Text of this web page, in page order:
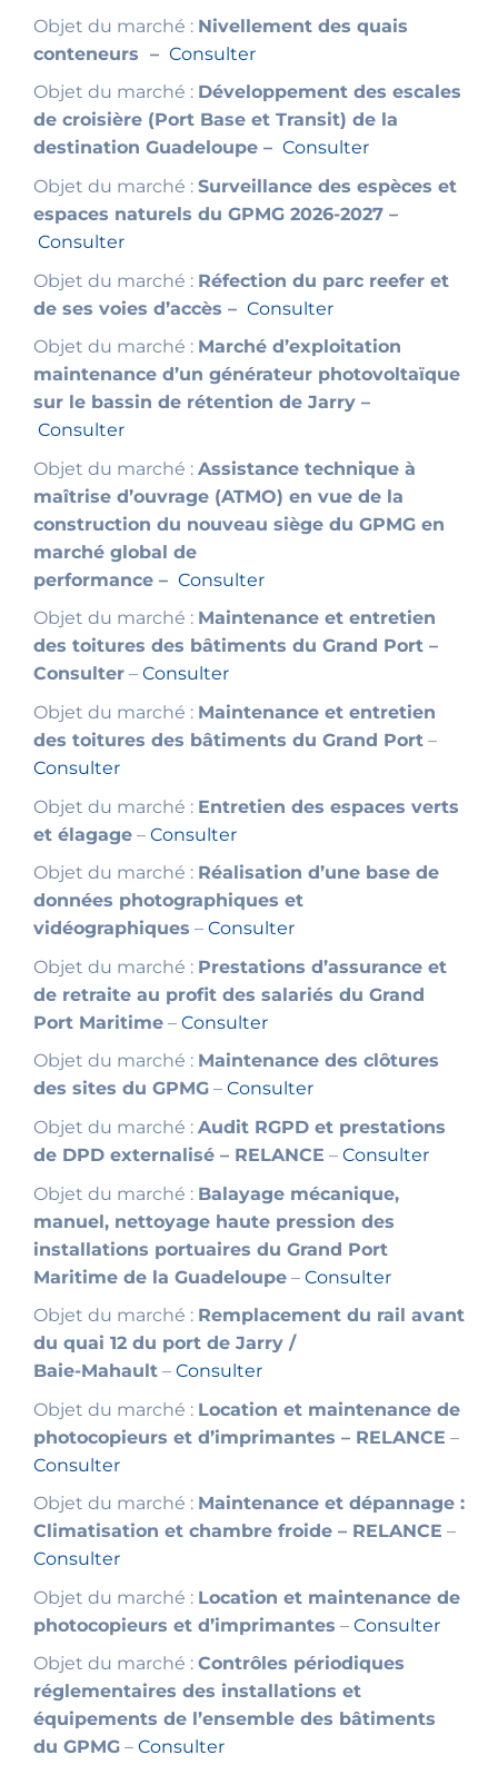
Objet du marché : Nivellement des quais
conteneurs – Consulter
Objet du marché : Développement des escales
de croisière (Port Base et Transit) de la
destination Guadeloupe – Consulter
Objet du marché : Surveillance des espèces et
espaces naturels du GPMG 2026-2027 –
Consulter
Objet du marché : Réfection du parc reefer et
de ses voies d’accès – Consulter
Objet du marché : Marché d’exploitation
maintenance d’un générateur photovoltaïque
sur le bassin de rétention de Jarry –
Consulter
Objet du marché : Assistance technique à
maîtrise d’ouvrage (ATMO) en vue de la
construction du nouveau siège du GPMG en
marché global de
performance – Consulter
Objet du marché : Maintenance et entretien
des toitures des bâtiments du Grand Port –
Consulter – Consulter
Objet du marché : Maintenance et entretien
des toitures des bâtiments du Grand Port –
Consulter
Objet du marché : Entretien des espaces verts
et élagage – Consulter
Objet du marché : Réalisation d’une base de
données photographiques et
vidéographiques – Consulter
Objet du marché : Prestations d’assurance et
de retraite au profit des salariés du Grand
Port Maritime – Consulter
Objet du marché : Maintenance des clôtures
des sites du GPMG – Consulter
Objet du marché : Audit RGPD et prestations
de DPD externalisé – RELANCE – Consulter
Objet du marché : Balayage mécanique,
manuel, nettoyage haute pression des
installations portuaires du Grand Port
Maritime de la Guadeloupe – Consulter
Objet du marché : Remplacement du rail avant
du quai 12 du port de Jarry /
Baie-Mahault – Consulter
Objet du marché : Location et maintenance de
photocopieurs et d’imprimantes – RELANCE –
Consulter
Objet du marché : Maintenance et dépannage :
Climatisation et chambre froide – RELANCE –
Consulter
Objet du marché : Location et maintenance de
photocopieurs et d’imprimantes – Consulter
Objet du marché : Contrôles périodiques
réglementaires des installations et
équipements de l’ensemble des bâtiments
du GPMG – Consulter